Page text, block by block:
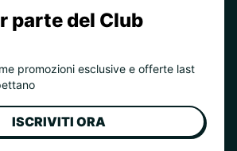
parte del Club
promozioni esclusive e offerte last
ISCRIVITI ORA